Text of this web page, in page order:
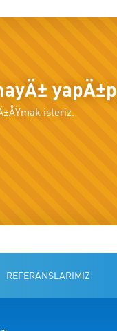
isteriz.
REFERANSLARIMIZ